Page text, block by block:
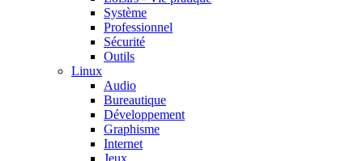
Système
Professionnel
Sécurité
Outils
Linux
Audio
Bureautique
Développement
Graphisme
Internet
Jeux